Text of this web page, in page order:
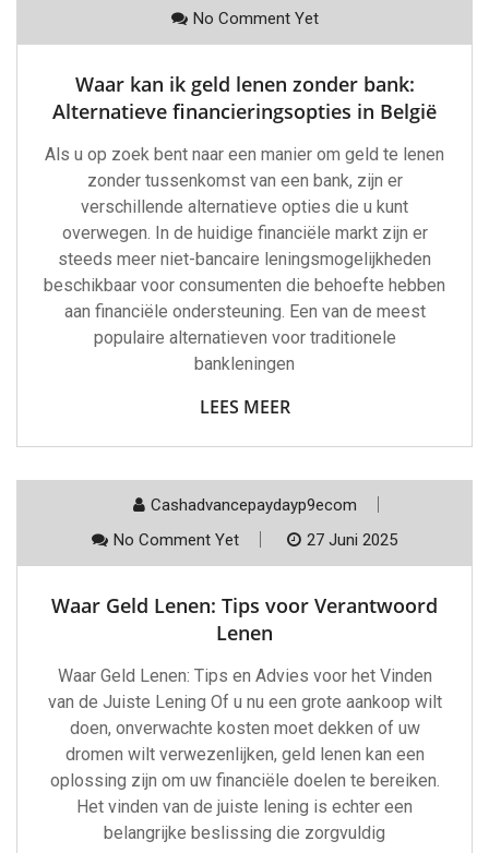
No Comment Yet
Waar kan ik geld lenen zonder bank:
Alternatieve financieringsopties in België
Als u op zoek bent naar een manier om geld te lenen
zonder tussenkomst van een bank, zijn er
verschillende alternatieve opties die u kunt
overwegen. In de huidige financiële markt zijn er
steeds meer niet-bancaire leningsmogelijkheden
beschikbaar voor consumenten die behoefte hebben
aan financiële ondersteuning. Een van de meest
populaire alternatieven voor traditionele
bankleningen
LEES MEER
Cashadvancepaydayp9ecom
No Comment Yet
27 Juni 2025
Waar Geld Lenen: Tips voor Verantwoord
Lenen
Waar Geld Lenen: Tips en Advies voor het Vinden
van de Juiste Lening Of u nu een grote aankoop wilt
doen, onverwachte kosten moet dekken of uw
dromen wilt verwezenlijken, geld lenen kan een
oplossing zijn om uw financiële doelen te bereiken.
Het vinden van de juiste lening is echter een
belangrijke beslissing die zorgvuldig